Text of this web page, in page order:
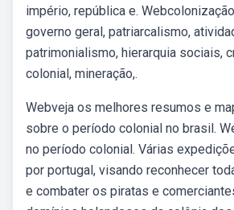
império, república e.
governo geral, patriarcalismo,
patrimonialismo, hierarquia sociais,
colonial, mineração,.
Webveja os melhores resumos e
sobre o período colonial no brasil.
no período colonial. Várias
por portugal, visando reconhecer
e combater os piratas e